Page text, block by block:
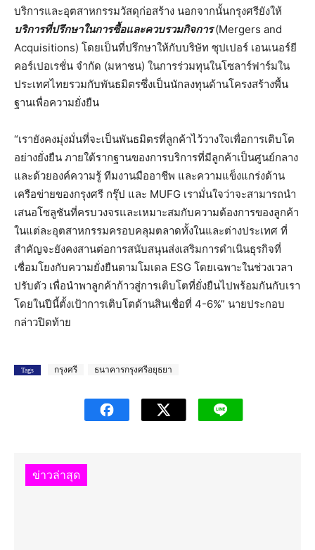
บริการและอุตสาหกรรมวัสดุก่อสร้าง นอกจากนั้นกรุงศรียังให้
บริการที่ปรึกษาในการซื้อและควบรวมกิจการ (Mergers and
Acquisitions) โดยเป็นที่ปรึกษาให้กับบริษัท ซุปเปอร์ เอนเนอร์ยี
คอร์เปอเรชั่น จำกัด (มหาชน) ในการร่วมทุนในโซลาร์ฟาร์มใน
ประเทศไทยรวมกับพันธมิตรซึ่งเป็นนักลงทุนด้านโครงสร้างพื้น
ฐานเพื่อความยั่งยืน
“เรายังคงมุ่งมั่นที่จะเป็นพันธมิตรที่ลูกค้าไว้วางใจเพื่อการเติบโต
อย่างยั่งยืน ภายใต้รากฐานของการบริการที่มีลูกค้าเป็นศูนย์กลาง
และด้วยองค์ความรู้ ทีมงานมืออาชีพ และความแข็งแกร่งด้าน
เครือข่ายของกรุงศรี กรุ๊ป และ MUFG เรามั่นใจว่าจะสามารถนำ
เสนอโซลูชันที่ครบวงจรและเหมาะสมกับความต้องการของลูกค้า
ในแต่ละอุตสาหกรรมครอบคลุมตลาดทั้งในและต่างประเทศ ที่
สำคัญจะยังคงสานต่อการสนับสนุนส่งเสริมการดำเนินธุรกิจที่
เชื่อมโยงกับความยั่งยืนตามโมเดล ESG โดยเฉพาะในช่วงเวลา
ปรับตัว เพื่อนำพาลูกค้าก้าวสู่การเติบโตที่ยั่งยืนไปพร้อมกันกับเรา
โดยในปีนี้ตั้งเป้าการเติบโตด้านสินเชื่อที่ 4-6%” นายประกอบ
กล่าวปิดท้าย
Tags กรุงศรี ธนาคารกรุงศรีอยุธยา
ข่าวล่าสุด